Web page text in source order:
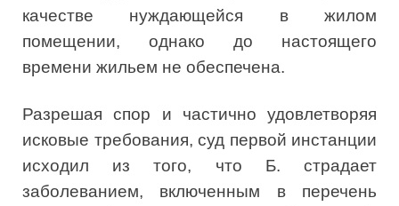
качестве нуждающейся в жилом
помещении, однако до настоящего
времени жильем не обеспечена.
Разрешая спор и частично удовлетворяя
исковые требования, суд первой инстанции
исходил из того, что Б. страдает
заболеванием, включенным в перечень